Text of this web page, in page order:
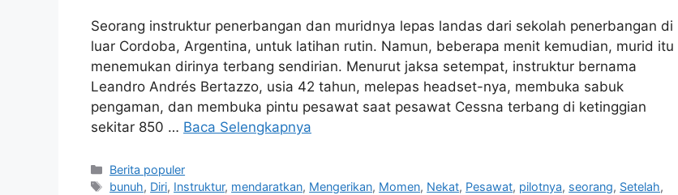
Seorang instruktur penerbangan dan muridnya lepas landas dari sekolah penerbangan di
luar Cordoba, Argentina, untuk latihan rutin. Namun, beberapa menit kemudian, murid itu
menemukan dirinya terbang sendirian. Menurut jaksa setempat, instruktur bernama
Leandro Andrés Bertazzo, usia 42 tahun, melepas headset-nya, membuka sabuk
pengaman, dan membuka pintu pesawat saat pesawat Cessna terbang di ketinggian
sekitar 850 … Baca Selengkapnya
Kategori
Berita populer
Tag
bunuh, Diri, Instruktur, mendaratkan, Mengerikan, Momen, Nekat, Pesawat, pilotnya, seorang, Setelah,